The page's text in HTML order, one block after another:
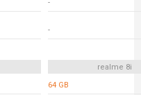
-
-
realme 8i
64 GB